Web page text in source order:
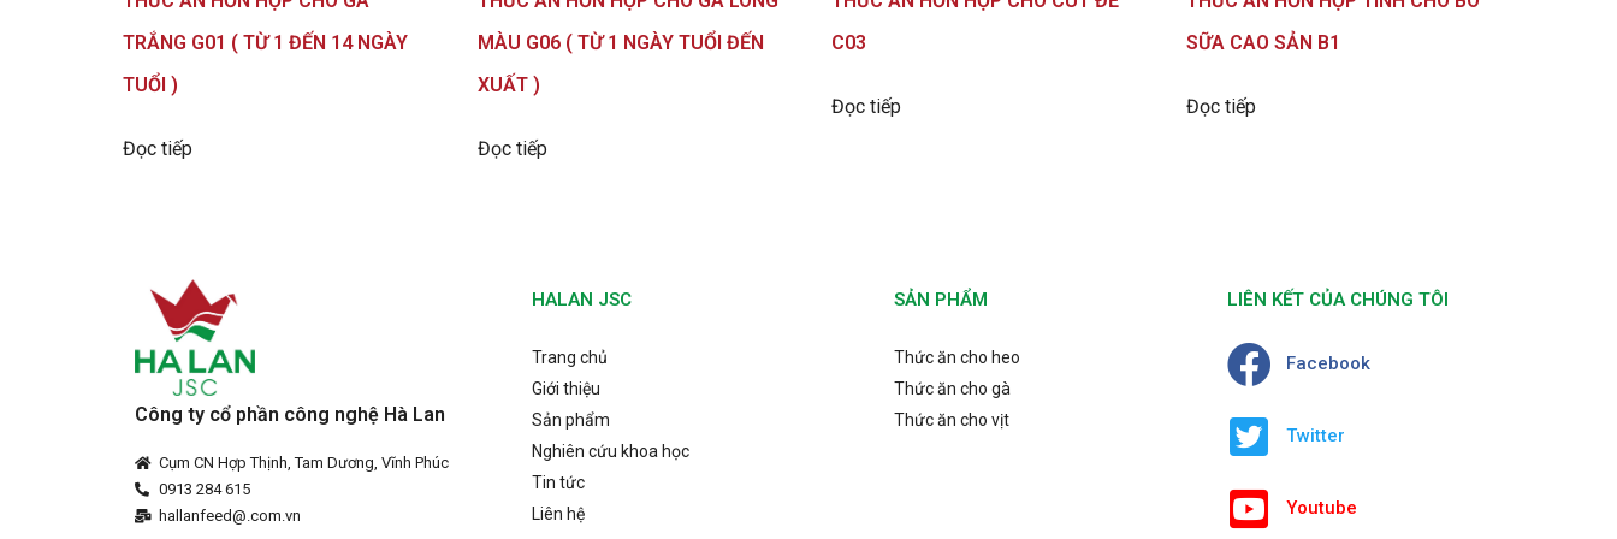
TRẮNG G01 ( TỪ 1 ĐẾN 14 NGÀY
TUỔI )
Đọc tiếp
MÀU G06 ( TỪ 1 NGÀY TUỔI ĐẾN
XUẤT )
Đọc tiếp
C03
Đọc tiếp
SỮA CAO SẢN B1
Đọc tiếp
Công ty cổ phần công nghệ Hà Lan
Cụm CN Hợp Thịnh, Tam Dương, Vĩnh Phúc
0913 284 615
hallanfeed@.com.vn
HALAN JSC
Trang chủ
Giới thiệu
Sản phẩm
Nghiên cứu khoa học
Tin tức
Liên hệ
SẢN PHẨM
Thức ăn cho heo
Thức ăn cho gà
Thức ăn cho vịt
LIÊN KẾT CỦA CHÚNG TÔI
Facebook
Twitter
Youtube